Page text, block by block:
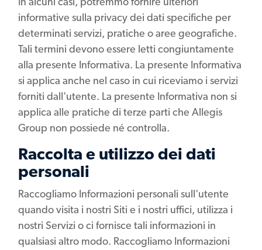
informative sulla privacy dei dati specifiche per
determinati servizi, pratiche o aree geografiche.
Tali termini devono essere letti congiuntamente
alla presente Informativa. La presente Informativa
si applica anche nel caso in cui riceviamo i servizi
forniti dall'utente. La presente Informativa non si
applica alle pratiche di terze parti che Allegis
Group non possiede né controlla.
Raccolta e utilizzo dei dati
personali
Raccogliamo Informazioni personali sull'utente
quando visita i nostri Siti e i nostri uffici, utilizza i
nostri Servizi o ci fornisce tali informazioni in
qualsiasi altro modo. Raccogliamo Informazioni